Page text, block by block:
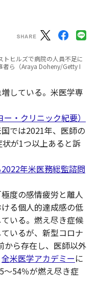
ヒルズで病院の人員不足に
者ら（Araya Doheny/Getty I
している。米医学専
・クリニック紀要）
では2021年、医師の
が1つ以上あると訴
年米医務総監諮問
度の感情疲労と離人
る個人的達成感の低
いる。燃え尽き症候
いるが、新型コロナ
から存在し、医師以外
全米医学アカデミーに
～54％が燃え尽き症